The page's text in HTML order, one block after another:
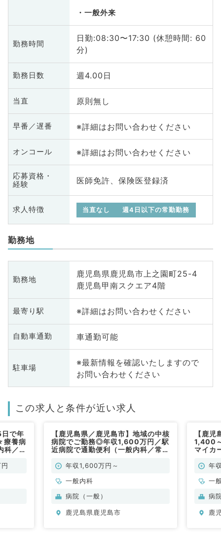
一般外来
勤務時間
日勤:08:30〜17:30 (休憩時間: 60
分)
勤務日数 週4.00日
当直 原則無し
早番／遅番 ※詳細はお問い合わせください
オンコール ※詳細はお問い合わせください
応募資格・
経験
医師免許、保険医登録済
求人特徴 当直なし 週4日以下の常勤勤務
勤務地
勤務地
鹿児島県鹿児島市上之園町25-4
鹿児島甲南スクエア4階
最寄り駅 ※詳細はお問い合わせください
自動車通勤 車通勤可能
駐車場
※最新情報を確認いたしますので
お問い合わせください
この求人と条件が近い求人
で年
養病
科／常
【鹿児島県／鹿児島市】地域の中核
病院でご勤務◎年収1,600万円／駅
近病院で通勤便利（一般内科／常
年収1,600万円～
一般内科
病院（一般）
鹿児島県鹿児島市
【鹿
1,400
マイカ
年
一
科
病
鹿